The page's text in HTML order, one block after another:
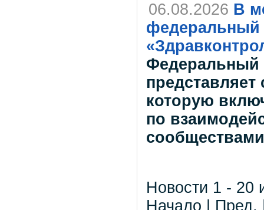
06.08.2026 В
федеральный
Федеральный
которую
по
сообществами
Новости 1 - 20
Начало |